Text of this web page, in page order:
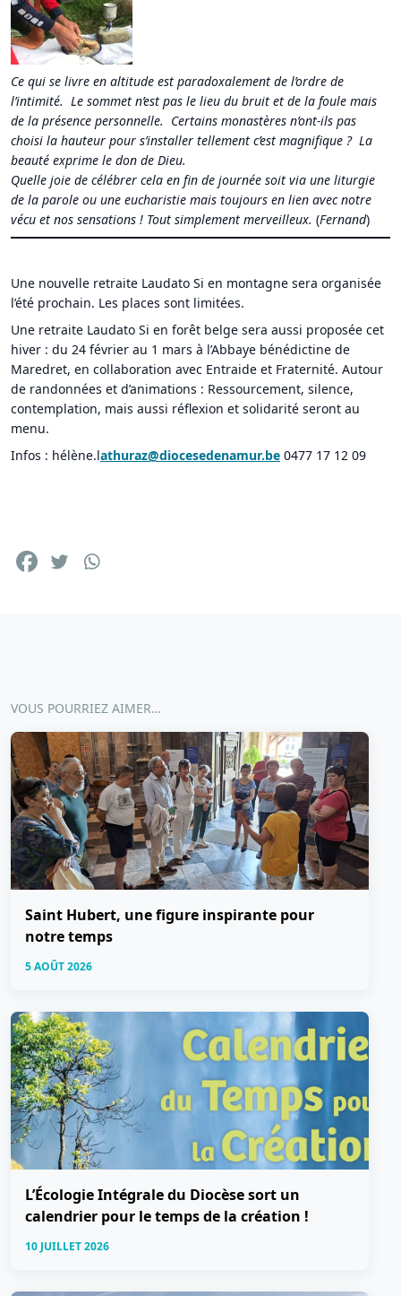
Ce qui se livre en altitude est paradoxalement de l’ordre de
l’intimité. Le sommet n’est pas le lieu du bruit et de la foule mais
de la présence personnelle. Certains monastères n’ont-ils pas
choisi la hauteur pour s’installer tellement c’est magnifique ? La
beauté exprime le don de Dieu.
Quelle joie de célébrer cela en fin de journée soit via une liturgie
de la parole ou une eucharistie mais toujours en lien avec notre
vécu et nos sensations ! Tout simplement merveilleux. (Fernand)
Une nouvelle retraite Laudato Si en montagne sera organisée
l’été prochain. Les places sont limitées.
Une retraite Laudato Si en forêt belge sera aussi proposée cet
hiver : du 24 février au 1 mars à l’Abbaye bénédictine de
Maredret, en collaboration avec Entraide et Fraternité. Autour
de randonnées et d’animations : Ressourcement, silence,
contemplation, mais aussi réflexion et solidarité seront au
menu.
Infos : hélène.lathuraz@diocesedenamur.be 0477 17 12 09
VOUS POURRIEZ AIMER…
Saint Hubert, une figure inspirante pour
notre temps
5 AOÛT 2026
L’Écologie Intégrale du Diocèse sort un
calendrier pour le temps de la création !
10 JUILLET 2026